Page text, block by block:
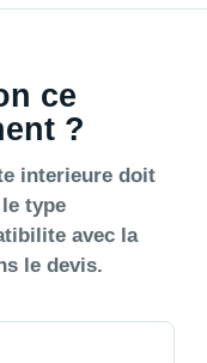
ce
?
interieure doit
type
avec la
le devis.